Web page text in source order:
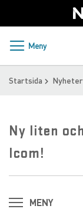
to
Content
PRODUKTER OCH
ÅTERFÖRSÄLJARE
NORTHCOM
Meny
Startsida
Ny liten
Icom!
MENY